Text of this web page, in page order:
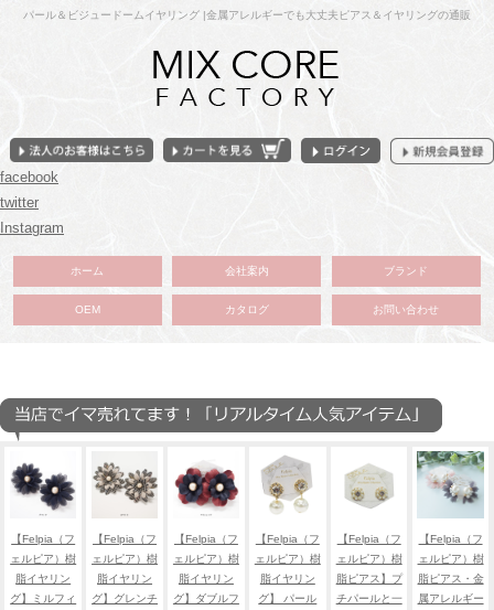
パール＆ビジュードームイヤリング |金属アレルギーでも大丈夫ピアス＆イヤリングの通販
facebook
twitter
Instagram
ホーム 会社案内 ブランド
OEM カタログ お問い合わせ
【Felpia（フ
ェルピア）樹
脂イヤリン
グ】ミルフィ
【Felpia（フ
ェルピア）樹
脂イヤリン
グ】グレンチ
【Felpia（フ
ェルピア）樹
脂イヤリン
グ】ダブルフ
【Felpia（フ
ェルピア）樹
脂イヤリン
グ】 パール
【Felpia（フ
ェルピア）樹
脂ピアス】プ
チパールと一
【Felpia（フ
ェルピア）樹
脂ピアス・金
属アレルギー